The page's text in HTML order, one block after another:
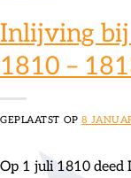
Inlijving
1810 –
GEPLAATST OP8
Op 1 juli 1810